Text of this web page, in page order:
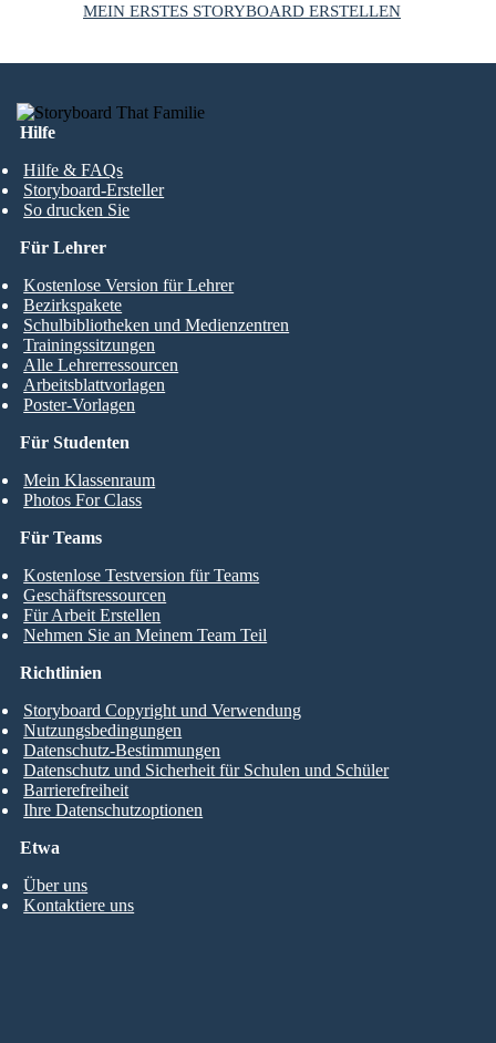
MEIN ERSTES STORYBOARD ERSTELLEN
Hilfe
Hilfe & FAQs
Storyboard-Ersteller
So drucken Sie
Für Studenten
Mein Klassenraum
Photos For Class
Für Lehrer
Kostenlose Version für Lehrer
Bezirkspakete
Schulbibliotheken und Medienzentren
Trainingssitzungen
Alle Lehrerressourcen
Arbeitsblattvorlagen
Poster-Vorlagen
Für Teams
Kostenlose Testversion für Teams
Geschäftsressourcen
Für Arbeit Erstellen
Nehmen Sie an Meinem Team Teil
Etwa
Über uns
Kontaktiere uns
Richtlinien
Storyboard Copyright und Verwendung
Nutzungsbedingungen
Datenschutz-Bestimmungen
Datenschutz und Sicherheit für Schulen und Schüler
Barrierefreiheit
Ihre Datenschutzoptionen